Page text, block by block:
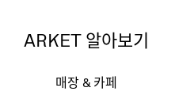
ARKET 알아보기
매장 & 카페